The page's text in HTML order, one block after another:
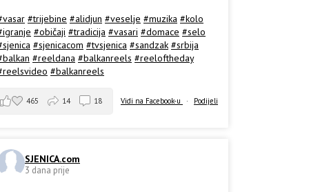
#trijebine #alidjun #veselje #muzika #kolo
#običaji #tradicija #vasari #domace #selo
#sjenicacom #tvsjenica #sandzak #srbija
#reeldana #balkanreels #reeloftheday
#balkanreels
Vidi na Facebook-u · Podijeli
465 14 18
SJENICA.com
3 dana prije